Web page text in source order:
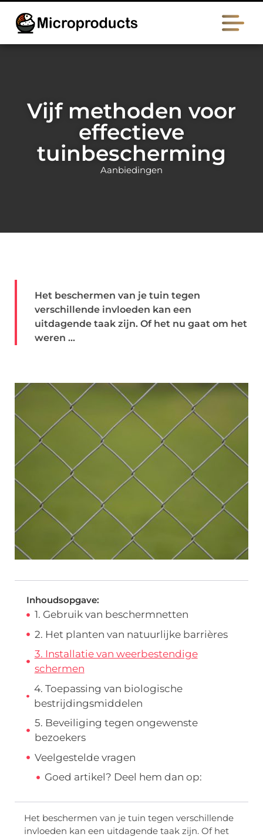
Vijf methoden voor
effectieve
tuinbescherming
Aanbiedingen
Het beschermen van je tuin tegen
verschillende invloeden kan een
uitdagende taak zijn. Of het nu gaat om het
weren ...
Inhoudsopgave:
1. Gebruik van beschermnetten
2. Het planten van natuurlijke barrières
3. Installatie van weerbestendige
schermen
4. Toepassing van biologische
bestrijdingsmiddelen
5. Beveiliging tegen ongewenste
bezoekers
Veelgestelde vragen
Goed artikel? Deel hem dan op:
Het beschermen van je tuin tegen verschillende
invloeden kan een uitdagende taak zijn. Of het